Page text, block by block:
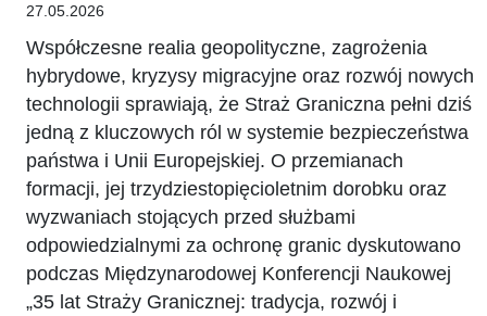
27.05.2026
Współczesne realia geopolityczne, zagrożenia
hybrydowe, kryzysy migracyjne oraz rozwój nowych
technologii sprawiają, że Straż Graniczna pełni dziś
jedną z kluczowych ról w systemie bezpieczeństwa
państwa i Unii Europejskiej. O przemianach
formacji, jej trzydziestopięcioletnim dorobku oraz
wyzwaniach stojących przed służbami
odpowiedzialnymi za ochronę granic dyskutowano
podczas Międzynarodowej Konferencji Naukowej
„35 lat Straży Granicznej: tradycja, rozwój i